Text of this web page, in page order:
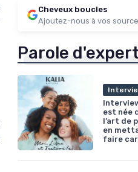
Cheveux boucles
Ajoutez-nous à vos
Parole
est née
l’art de
en
faire